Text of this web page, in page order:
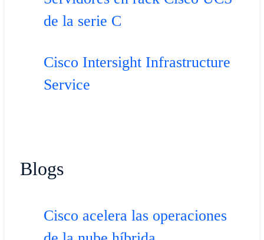
de la serie C
Cisco Intersight Infrastructure
Service
​Blogs​
Cisco acelera las operaciones